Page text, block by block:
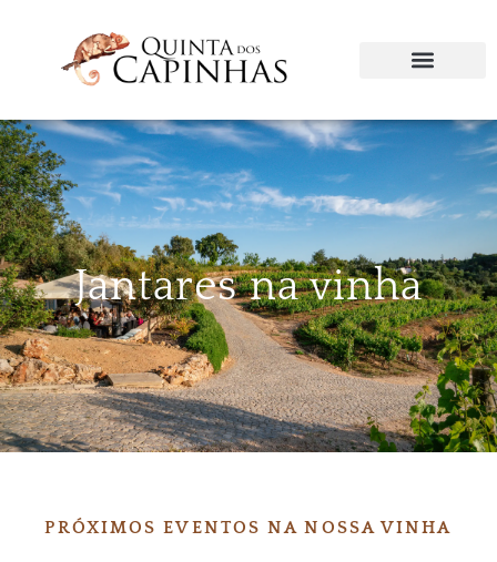
Jantares na vinha
PRÓXIMOS EVENTOS NA NOSSA VINHA